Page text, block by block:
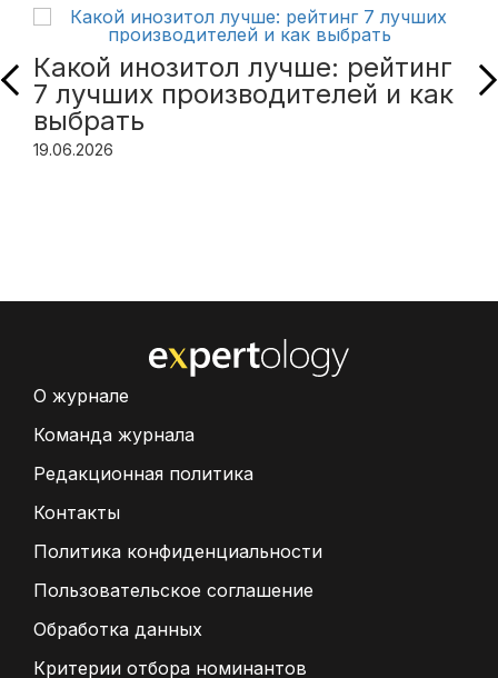
Какой инозитол лучше: рейтинг
7 лучших производителей и как
выбрать
19.06.2026
О журнале
Команда журнала
Редакционная политика
Контакты
Политика конфиденциальности
Пользовательское соглашение
Обработка данных
Критерии отбора номинантов